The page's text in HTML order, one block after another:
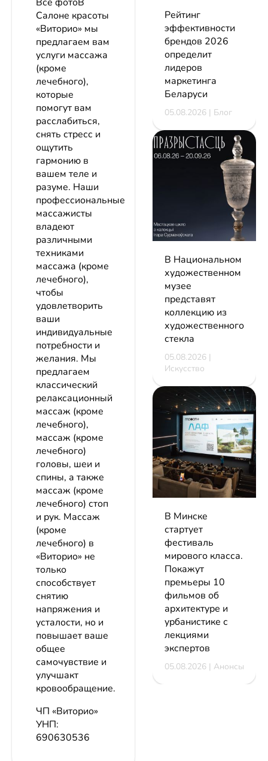
Салоне красоты
«Виторио» мы
предлагаем вам
услуги массажа
(кроме
лечебного),
которые
помогут вам
расслабиться,
снять стресс и
ощутить
гармонию в
вашем теле и
разуме. Наши
профессиональные
массажисты
владеют
различными
техниками
массажа (кроме
лечебного),
чтобы
удовлетворить
ваши
индивидуальные
потребности и
желания. Мы
предлагаем
классический
релаксационный
массаж (кроме
лечебного),
массаж (кроме
лечебного)
головы, шеи и
спины, а также
массаж (кроме
лечебного) стоп
и рук. Массаж
(кроме
лечебного) в
«Виторио» не
только
способствует
снятию
напряжения и
усталости, но и
повышает ваше
общее
самочувствие и
улучшакт
кровообращение.
ЧП «Виторио»
УНП:
690630536
Рейтинг
эффективности
брендов 2026
определит
лидеров
маркетинга
Беларуси
05.08.2026 | Блог
В Национальном
художественном
музее
представят
коллекцию из
художественного
стекла
05.08.2026 |
Искусство
В Минске
стартует
фестиваль
мирового класса.
Покажут
премьеры 10
фильмов об
архитектуре и
урбанистике с
лекциями
экспертов
05.08.2026 | Анонсы